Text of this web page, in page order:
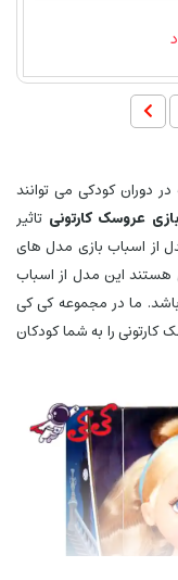
دوران کودکی می توانند
عروسک کارتونی تاثیر
از اسباب بازی مدل های
هستند این مدل از اسباب
ما در مجموعه کی کی
کارتونی را به شما کودکان